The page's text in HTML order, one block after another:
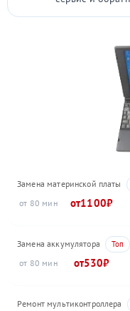
Замена материнской платы
80
1100
Замена аккумулятора
80
530
Ремонт мультиконтроллера